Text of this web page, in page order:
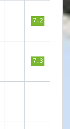
7.2
7.3